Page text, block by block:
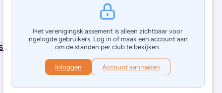
Het verenigingsklassement is alleen zichtbaar voor
ingelogde gebruikers. Log in of maak een account aan
om de standen per club te bekijken.
Inloggen Account aanmaken